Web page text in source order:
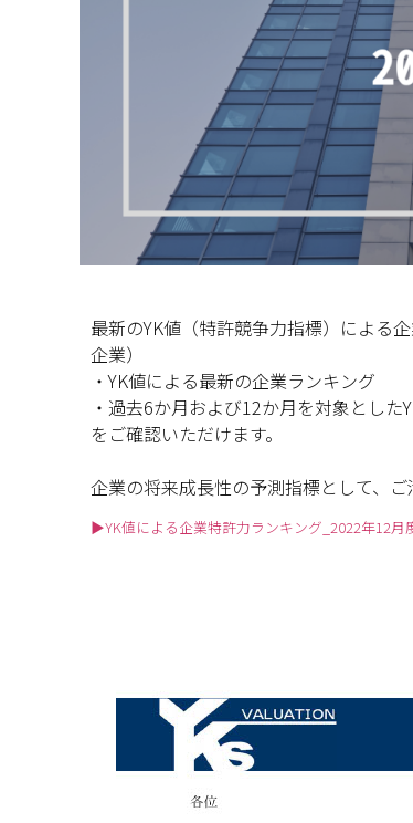
最新のYK値（特許競争力指標） による
企業）
・YK値による最新の企業ランキング
・過去6か月および12か月を対象とした
をご確認いただけます。
企業の将来成長性の予測指標として、ご
▶YK値による企業特許力ランキング_2022年12月